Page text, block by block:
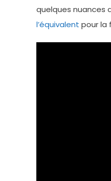
quelques nuances
l’équivalent pour la